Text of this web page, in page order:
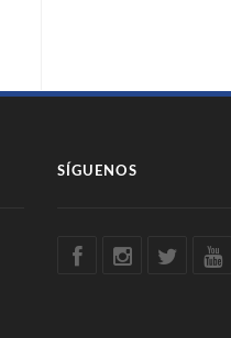
SÍGUENOS